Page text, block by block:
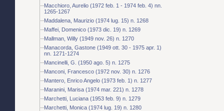
Macchioro, Aurelio (1972 feb. 1 - 1974 feb. 4) nn.
1265-1267
Maddalena, Maurizio (1974 lug. 15) n. 1268
Maffei, Domenico (1973 dic. 19) n. 1269
Mallman, Willy (1949 nov. 26) n. 1270
Manacorda, Gastone (1949 ott. 30 - 1975 apr. 1)
nn. 1271-1274
Mancinelli, G. (1950 ago. 5) n. 1275
Manconi, Francesco (1972 nov. 30) n. 1276
Mantero, Enrico Angelo (1973 feb. 1) n. 1277
Maranini, Marisa (1974 mar. 221) n. 1278
Marchetti, Luciana (1953 feb. 9) n. 1279
Marchetti, Monica (1974 lug. 19) n. 1280